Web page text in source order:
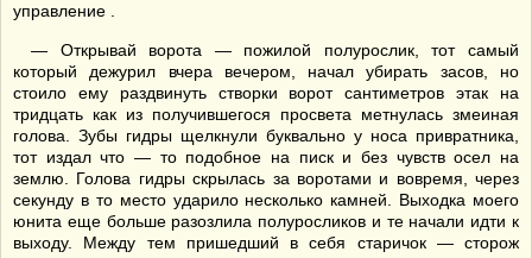
управление .
— Открывай ворота — пожилой полурослик, тот самый
который дежурил вчера вечером, начал убирать засов, но
стоило ему раздвинуть створки ворот сантиметров этак на
тридцать как из получившегося просвета метнулась змеиная
голова. Зубы гидры щелкнули буквально у носа привратника,
тот издал что — то подобное на писк и без чувств осел на
землю. Голова гидры скрылась за воротами и вовремя, через
секунду в то место ударило несколько камней. Выходка моего
юнита еще больше разозлила полуросликов и те начали идти к
выходу. Между тем пришедший в себя старичок — сторож